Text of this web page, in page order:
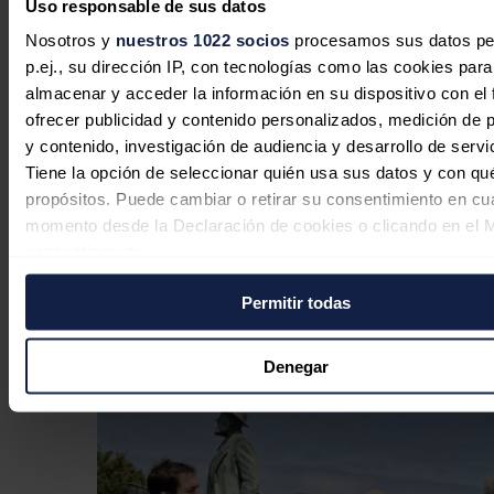
Uso responsable de sus datos
Nosotros y nuestros 1022 socios procesamos sus datos
p.ej., su dirección IP, con tecnologías como las cookies para
almacenar y acceder la información en su dispositivo con el
ofrecer publicidad y contenido personalizados, medición de
y contenido, investigación de audiencia y desarrollo de
Tiene la opción de seleccionar quién usa sus datos y con
propósitos. Puede cambiar o retirar su consentimiento en
momento desde la Declaración de cookies o clicando en el
Si lo permite, también quisiéramos:
Recopilar información sobre su ubicación geográfica
puede tener una precisión de varios metros
Identificar su dispositivo analizándolo activamente
características específicas (huellas digitales)
Obtenga más información sobre cómo se procesan sus
personales y establezca sus preferencias en la
Permitir todas
Denegar
capacidad de Whitelee, el mayor
parque eólico terrestre de Reino
Unido
Redacción31/07/2026
aerogeneradores al parque eólico de